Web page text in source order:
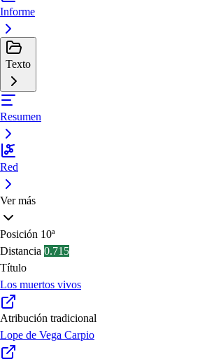
Informe
Texto
Resumen
Red
Ver más
Posición 10ª
Distancia 0.715
Título
Los muertos vivos
Atribución tradicional
Lope de Vega Carpio